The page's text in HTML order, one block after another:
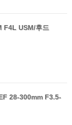
F4L USM/후드
28-300mm F3.5-